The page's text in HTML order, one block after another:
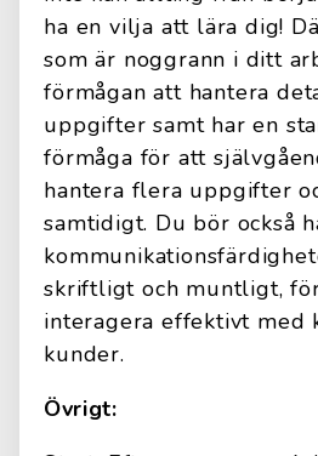
ha en vilja att lära dig!
som är noggrann i ditt
förmågan att hantera
uppgifter samt har en
förmåga för att
hantera flera uppgifter
samtidigt. Du bör också
skriftligt och muntligt,
interagera effektivt med
kunder.
Övrigt: